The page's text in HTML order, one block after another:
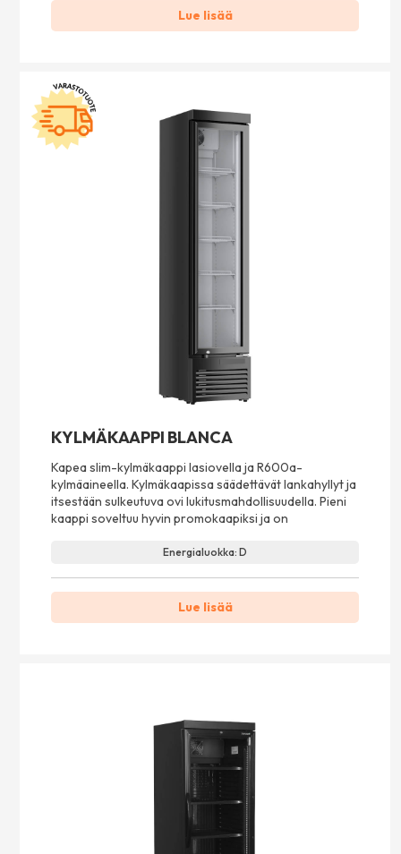
Lue lisää
KYLMÄKAAPPI BLANCA
Kapea slim-kylmäkaappi lasiovella ja R600a-
kylmäaineella. Kylmäkaapissa säädettävät lankahyllyt ja
itsestään sulkeutuva ovi lukitusmahdollisuudella. Pieni
kaappi soveltuu hyvin promokaapiksi ja on
Energialuokka: D
Lue lisää